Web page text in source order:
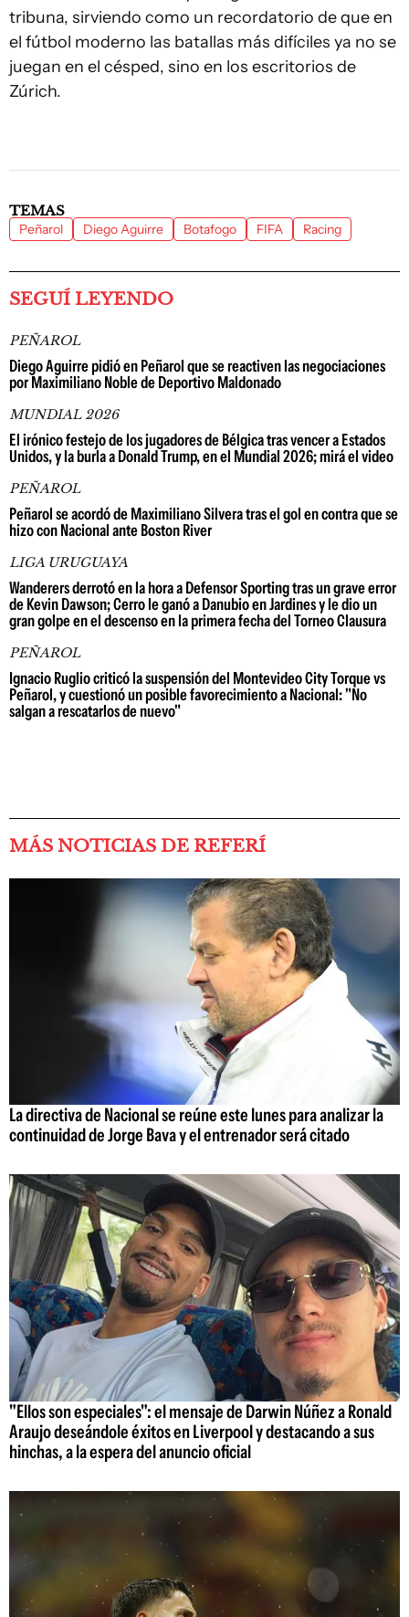
tribuna, sirviendo como un recordatorio de que en
el fútbol moderno las batallas más difíciles ya no se
juegan en el césped, sino en los escritorios de
Zúrich.
TEMAS
Peñarol Diego Aguirre Botafogo FIFA Racing
SEGUÍ LEYENDO
PEÑAROL
Diego Aguirre pidió en Peñarol que se reactiven las negociaciones
por Maximiliano Noble de Deportivo Maldonado
MUNDIAL 2026
El irónico festejo de los jugadores de Bélgica tras vencer a Estados
Unidos, y la burla a Donald Trump, en el Mundial 2026; mirá el video
PEÑAROL
Peñarol se acordó de Maximiliano Silvera tras el gol en contra que se
hizo con Nacional ante Boston River
LIGA URUGUAYA
Wanderers derrotó en la hora a Defensor Sporting tras un grave error
de Kevin Dawson; Cerro le ganó a Danubio en Jardines y le dio un
gran golpe en el descenso en la primera fecha del Torneo Clausura
PEÑAROL
Ignacio Ruglio criticó la suspensión del Montevideo City Torque vs
Peñarol, y cuestionó un posible favorecimiento a Nacional: "No
salgan a rescatarlos de nuevo"
MÁS NOTICIAS DE REFERÍ
La directiva de Nacional se reúne este lunes para analizar la
continuidad de Jorge Bava y el entrenador será citado
"Ellos son especiales": el mensaje de Darwin Núñez a Ronald
Araujo deseándole éxitos en Liverpool y destacando a sus
hinchas, a la espera del anuncio oficial